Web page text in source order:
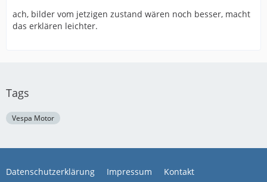
ach, bilder vom jetzigen zustand wären noch besser, macht
das erklären leichter.
Tags
Vespa Motor
Datenschutzerklärung Impressum Kontakt